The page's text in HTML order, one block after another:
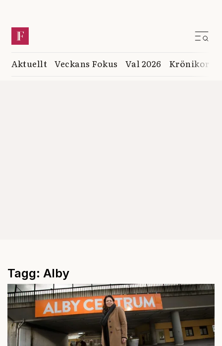
Aktuellt Veckans Fokus Val 2026 Krönikor
Tagg: Alby